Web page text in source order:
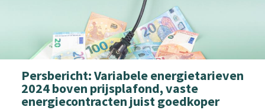
Persbericht: Variabele energietarieven
2024 boven prijsplafond, vaste
energiecontracten juist goedkoper